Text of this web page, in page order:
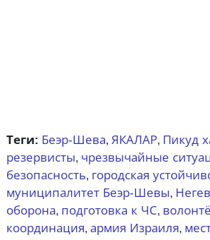
Теги: Беэр-Шева, ЯКАЛАР, Пикуд
резервисты, чрезвычайные
безопасность, городская
муниципалитет Беэр-Шевы, Негев
оборона, подготовка к ЧС,
координация, армия Израиля,